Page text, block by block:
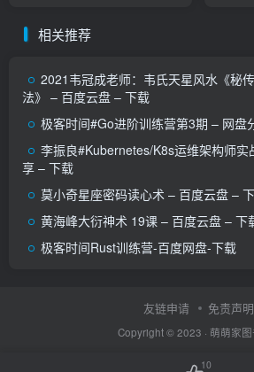
相关推荐
2021韦冠成老师：韦氏天星风水《秘
法》 – 百度云盘 – 下载
极客时间#Go进阶训练营第3期 – 网盘
李振良#Kubernetes/K8s运维架构师
享 – 下载
莫小奇星座密码读心术 – 百度云盘 –
黄海峰大衍神术 19课 – 百度云盘 – 下
极客时间Rust训练营-百度网盘-下载
友链申请 免责声明
Copyright © 2023 · 萌萌家
10